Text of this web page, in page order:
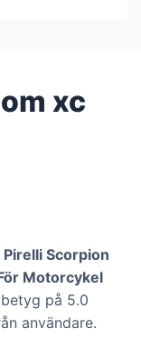
xc
Pirelli Scorpion
Motorcykel
på 5.0
användare.